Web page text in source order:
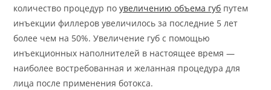
количество процедур поувеличению объема губ путем
инъекции филлеров увеличилось за последние 5 лет
более чем на 50%. Увеличение губ с помощью
инъекционных наполнителей в настоящее время —
наиболее востребованная и желанная процедура для
лица после применения ботокса.